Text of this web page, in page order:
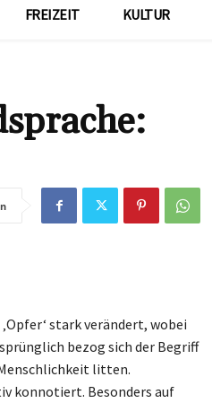
FREIZEIT KULTUR
stark verändert, wobei
bezog sich der Begriff
litten.
konnotiert. Besonders auf